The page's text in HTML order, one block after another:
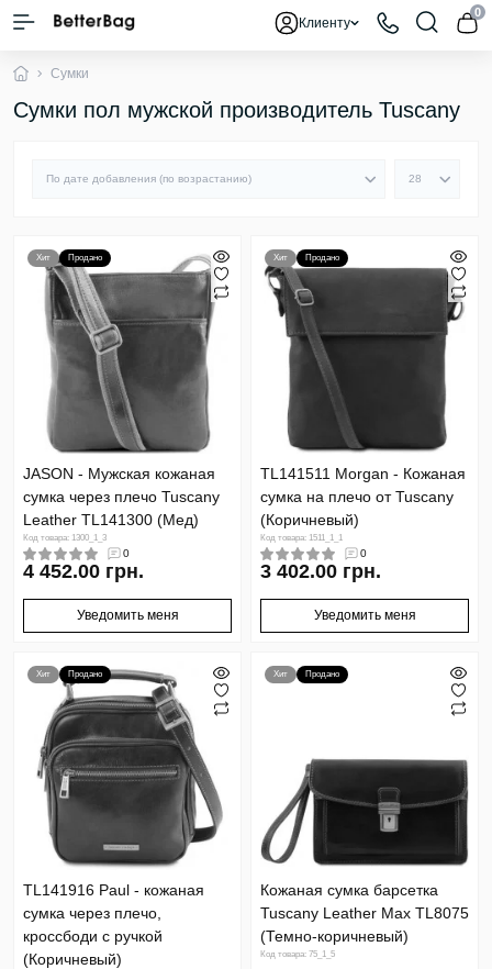
Клиенту
0
Сумки
Сумки пол мужской производитель Tuscany
Хит Продано
JASON - Мужская кожаная
сумка через плечо Tuscany
Leather TL141300 (Мед)
Код товара: 1300_1_3
0
4 452.00 грн.
Уведомить меня
Хит Продано
TL141511 Morgan - Кожаная
сумка на плечо от Tuscany
(Коричневый)
Код товара: 1511_1_1
0
3 402.00 грн.
Уведомить меня
Хит Продано
TL141916 Paul - кожаная
сумка через плечо,
кроссбоди с ручкой
(Коричневый)
Хит Продано
Кожаная сумка барсетка
Tuscany Leather Max TL8075
(Темно-коричневый)
Код товара: 75_1_5